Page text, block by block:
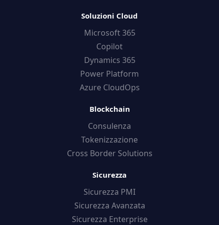
Soluzioni Cloud
Microsoft 365
Copilot
Dynamics 365
Power Platform
Azure CloudOps
Blockchain
Consulenza
Tokenizzazione
Cross Border Solutions
Sicurezza
Sicurezza PMI
Sicurezza Avanzata
Sicurezza Enterprise